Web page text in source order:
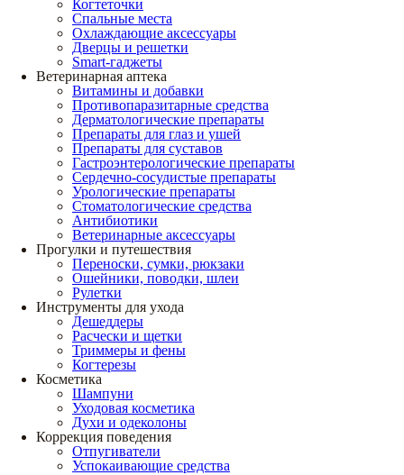
Когтеточки
Спальные места
Охлаждающие аксессуары
Дверцы и решетки
Smart-гаджеты
Ветеринарная аптека
Витамины и добавки
Противопаразитарные средства
Дерматологические препараты
Препараты для глаз и ушей
Препараты для суставов
Гастроэнтерологические препараты
Сердечно-сосудистые препараты
Урологические препараты
Стоматологические средства
Антибиотики
Ветеринарные аксессуары
Прогулки и путешествия
Переноски, сумки, рюкзаки
Ошейники, поводки, шлеи
Рулетки
Инструменты для ухода
Дешеддеры
Расчески и щетки
Триммеры и фены
Когтерезы
Косметика
Шампуни
Уходовая косметика
Духи и одеколоны
Коррекция поведения
Отпугиватели
Успокаивающие средства